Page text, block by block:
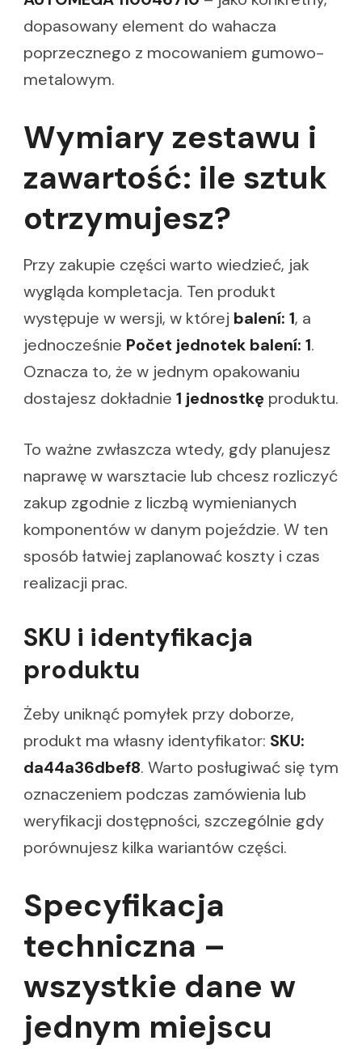
dopasowany element do wahacza
poprzecznego z mocowaniem gumowo-
metalowym.
Wymiary zestawu i
zawartość: ile sztuk
otrzymujesz?
Przy zakupie części warto wiedzieć, jak
wygląda kompletacja. Ten produkt
występuje w wersji, w której balení: 1, a
jednocześnie Počet jednotek balení: 1.
Oznacza to, że w jednym opakowaniu
dostajesz dokładnie 1 jednostkę produktu.
To ważne zwłaszcza wtedy, gdy planujesz
naprawę w warsztacie lub chcesz rozliczyć
zakup zgodnie z liczbą wymienianych
komponentów w danym pojeździe. W ten
sposób łatwiej zaplanować koszty i czas
realizacji prac.
SKU i identyfikacja
produktu
Żeby uniknąć pomyłek przy doborze,
produkt ma własny identyfikator: SKU:
da44a36dbef8. Warto posługiwać się tym
oznaczeniem podczas zamówienia lub
weryfikacji dostępności, szczególnie gdy
porównujesz kilka wariantów części.
Specyfikacja
techniczna –
wszystkie dane w
jednym miejscu